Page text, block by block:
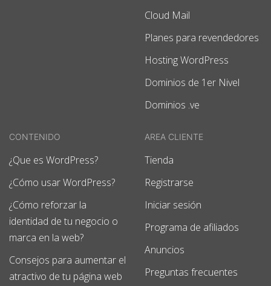
Cloud Mail
Planes para revendedores
Hosting WordPress
Dominios de 1er Nivel
Dominios .ve
CONTENIDO
¿Que es WordPress?
¿Cómo usar WordPress?
¿Cómo reforzar la
identidad de tu negocio o
marca en la web?
Consejos para aumentar el
atractivo de tu página web
AREA CLIENTE
Tienda
Registrarse
Iniciar sesión
Programa de afiliados
Anuncios
Preguntas frecuentes